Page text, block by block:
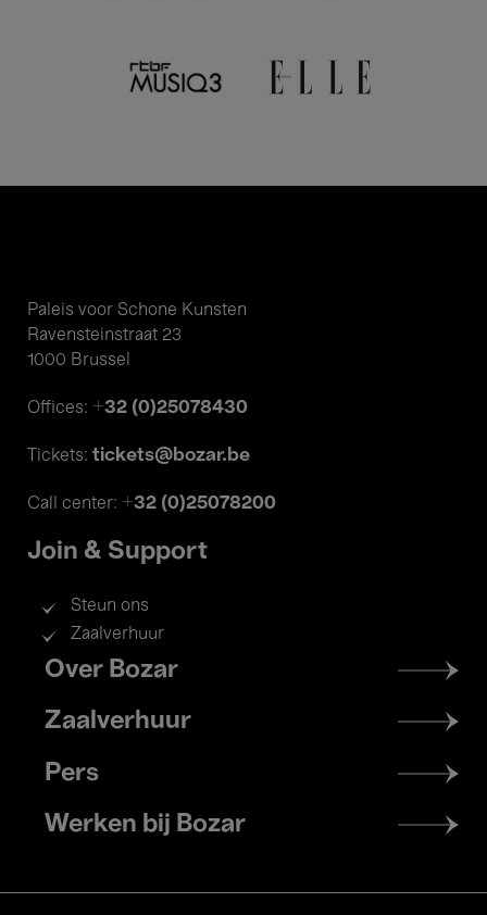
Paleis voor Schone Kunsten
Ravensteinstraat 23
1000 Brussel
Offices: +32 (0)25078430
Tickets: tickets@bozar.be
Call center: +32 (0)25078200
Join & Support
Steun ons
Zaalverhuur
Footer
menu
Over Bozar
Zaalverhuur
Pers
Werken bij Bozar